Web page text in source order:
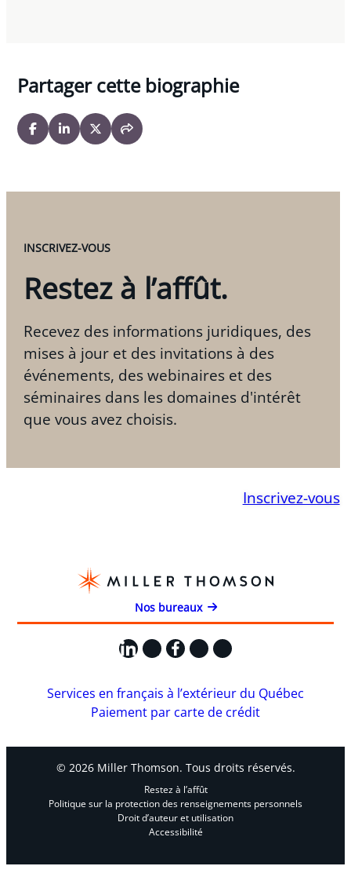
Partager cette biographie
INSCRIVEZ-VOUS
Restez à l’affût.
Recevez des informations juridiques, des
mises à jour et des invitations à des
événements, des webinaires et des
séminaires dans les domaines d'intérêt
que vous avez choisis.
Inscrivez-vous
Nos bureaux
LinkedIn
X Facebook
Instagram
YouTube
Services en français à l’extérieur du Québec
Paiement par carte de crédit
© 2026 Miller Thomson. Tous droits réservés.
Restez à l’affût
Politique sur la protection des renseignements personnels
Droit d’auteur et utilisation
Accessibilité